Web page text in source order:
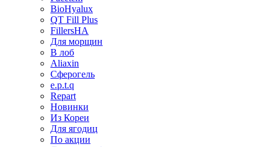
BioHyalux
QT Fill Plus
FillersHA
Для морщин
В лоб
Aliaxin
Сферогель
e.p.t.q
Repart
Новинки
Из Кореи
Для ягодиц
По акции